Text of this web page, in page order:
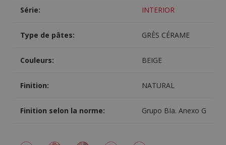
Série: INTERIOR
Type de pâtes: GRÈS CÉRAME
Couleurs: BEIGE
Finition: NATURAL
Finition selon la norme: Grupo BIa. Anexo G